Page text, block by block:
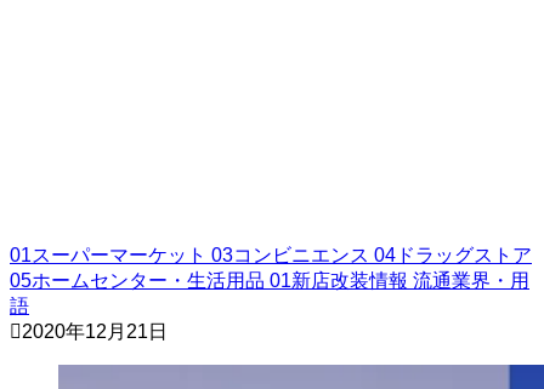
01スーパーマーケット 03コンビニエンス 04ドラッグストア
05ホームセンター・生活用品 01新店改装情報 流通業界・用
語
2020年12月21日